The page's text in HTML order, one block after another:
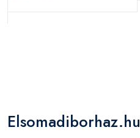
Elsomadiborhaz.hu